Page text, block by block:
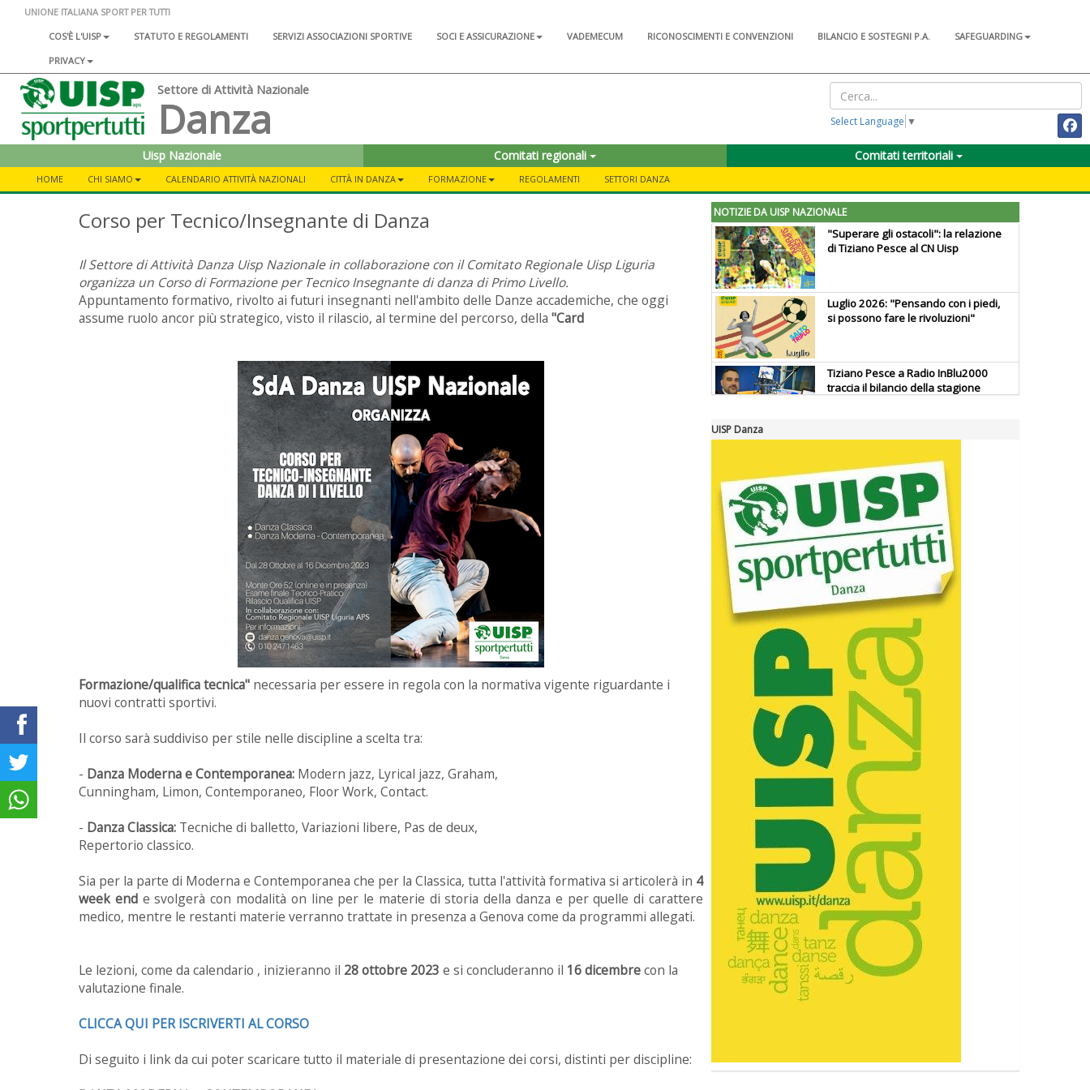
UNIONE ITALIANA SPORT PER TUTTI
COS'È L'UISP
STATUTO E REGOLAMENTI SERVIZI ASSOCIAZIONI SPORTIVE SOCI E ASSICURAZIONE VADEMECUM RICONOSCIMENTI E CONVENZIONI BILANCIO E SOSTEGNI P.A.
SAFEGUARDING
PRIVACY
Settore di Attività Nazionale
Danza Select Language ▼
Uisp Nazionale Comitati regionali Comitati territoriali
HOME CHI SIAMO CALENDARIO ATTIVITÀ NAZIONALI CITTÀ IN DANZA FORMAZIONE REGOLAMENTI SETTORI DANZA
Corso per Tecnico/Insegnante di Danza
Il Settore di Attività Danza Uisp Nazionale in collaborazione con il Comitato Regionale Uisp Liguria
organizza un Corso di Formazione per Tecnico Insegnante di danza di Primo Livello.
Appuntamento formativo, rivolto ai futuri insegnanti nell'ambito delle Danze accademiche, che oggi
assume ruolo ancor più strategico, visto il rilascio, al termine del percorso, della "Card
Formazione/qualifica tecnica" necessaria per essere in regola con la normativa vigente riguardante i
nuovi contratti sportivi.
Il corso sarà suddiviso per stile nelle discipline a scelta tra:
- Danza Moderna e Contemporanea: Modern jazz, Lyrical jazz, Graham,
Cunningham, Limon, Contemporaneo, Floor Work, Contact.
- Danza Classica: Tecniche di balletto, Variazioni libere, Pas de deux,
Repertorio classico.
Sia per la parte di Moderna e Contemporanea che per la Classica, tutta l'attività formativa si articolerà in 4
week ende svolgerà con modalità on line per le materie di storia della danza e per quelle di carattere
medico, mentre le restanti materie verranno trattate in presenza a Genova come da programmi allegati.
Le lezioni, come da calendario , inizieranno il 28 ottobre 2023 e si concluderanno il 16 dicembrecon la
valutazione finale.
CLICCA QUI PER ISCRIVERTI AL CORSO
Di seguito i link da cui poter scaricare tutto il materiale di presentazione dei corsi, distinti per discipline:
NOTIZIE DA UISP NAZIONALE
"Superare gli ostacoli": la relazione
di Tiziano Pesce al CN Uisp
Luglio 2026: "Pensando con i piedi,
si possono fare le rivoluzioni"
Tiziano Pesce a Radio InBlu2000
traccia il bilancio della stagione
Ddl Lobby, Uisp: “Il Parlamento
valorizzi le nostre specificità"
La formazione Uisp rallenta ma
prosegue anche in estate
Tiziano Pesce nel Cda di
Fondazione Terzjus: prima riunione
a Roma
UISP Danza